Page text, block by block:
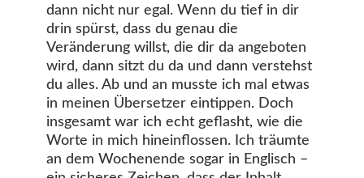
dann nicht nur egal. Wenn du tief in dir
drin spürst, dass du genau die
Veränderung willst, die dir da angeboten
wird, dann sitzt du da und dann verstehst
du alles. Ab und an musste ich mal etwas
in meinen Übersetzer eintippen. Doch
insgesamt war ich echt geflasht, wie die
Worte in mich hineinflossen. Ich träumte
an dem Wochenende sogar in Englisch –